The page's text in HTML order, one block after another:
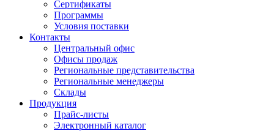
Сертификаты
Программы
Условия поставки
Контакты
Центральный офис
Офисы продаж
Региональные представительства
Региональные менеджеры
Склады
Продукция
Прайс-листы
Электронный каталог